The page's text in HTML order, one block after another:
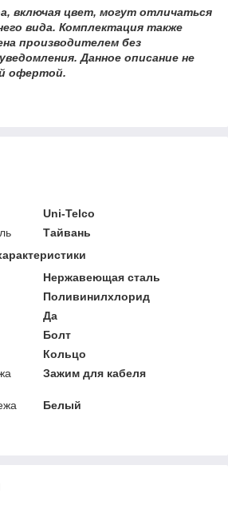
включая цвет, могут отличаться
вида. Комплектация также
производителем без
Данное описание не
офертой.
Uni-Telco
Тайвань
Нержавеющая сталь
Поливинилхлорид
Да
Болт
Кольцо
Зажим для кабеля
Белый